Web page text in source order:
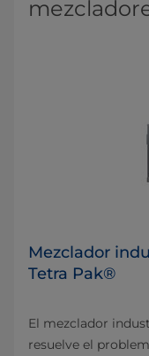
Mezclador
Tetra Pak®
El mezclador
resuelve el